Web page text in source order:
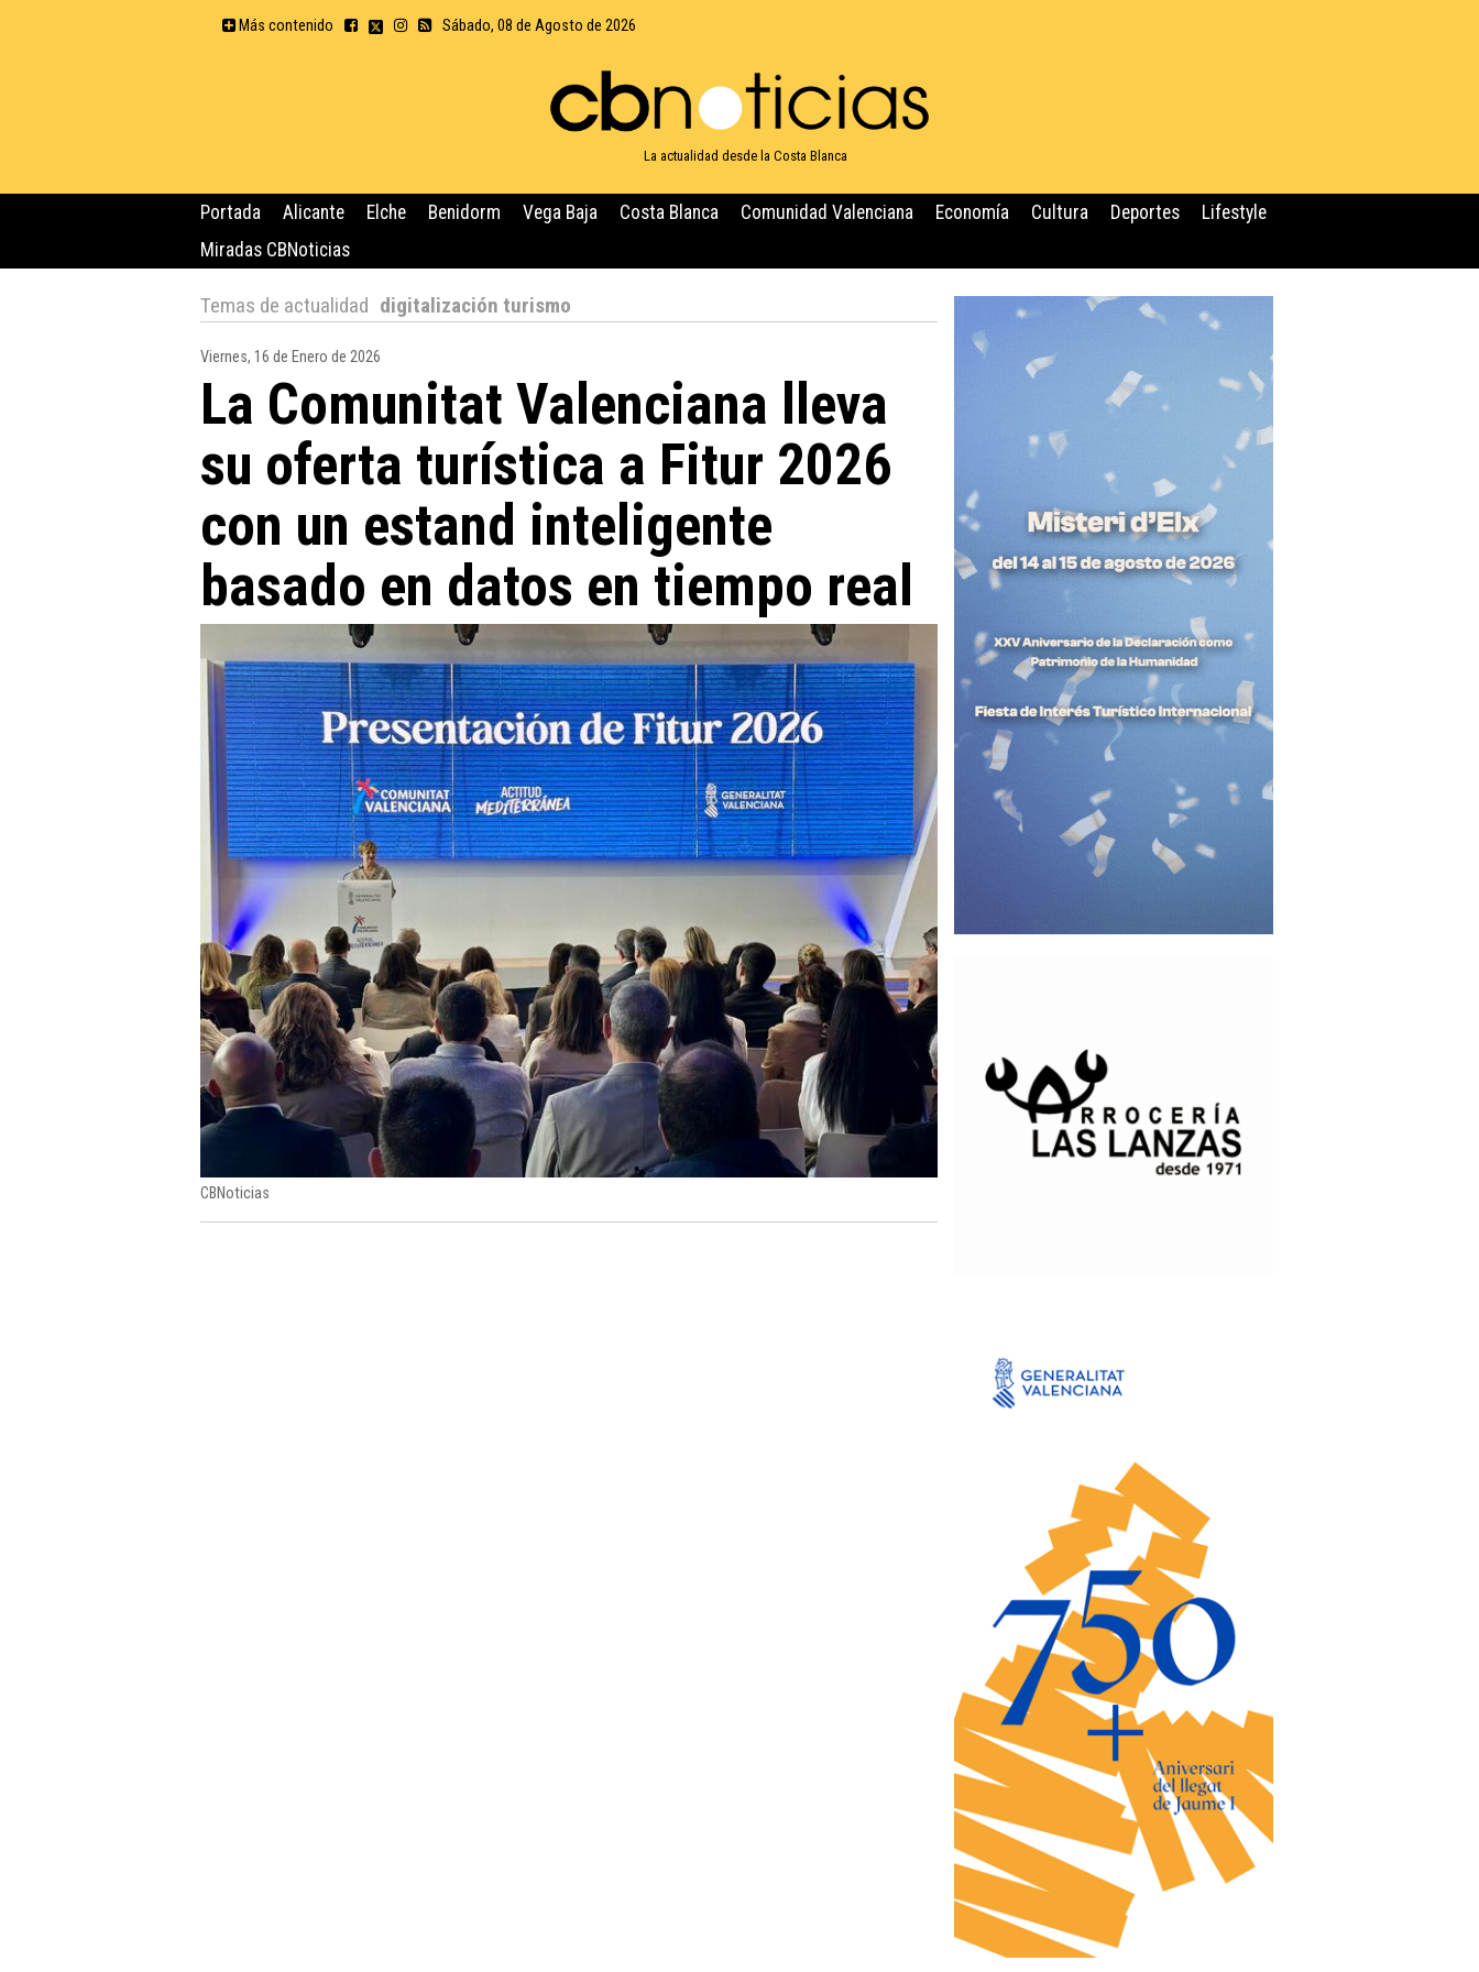
Más contenido Sábado, 08 de Agosto de 2026
La actualidad desde la Costa Blanca
Portada Alicante Elche Benidorm Vega Baja Costa Blanca Comunidad Valenciana Economía Cultura Deportes
Lifestyle
Miradas CBNoticias
Temas de actualidad digitalización turismo
Viernes, 16 de Enero de 2026
La Comunitat Valenciana lleva
su oferta turística a Fitur 2026
con un estand inteligente
basado en datos en tiempo real
CBNoticias